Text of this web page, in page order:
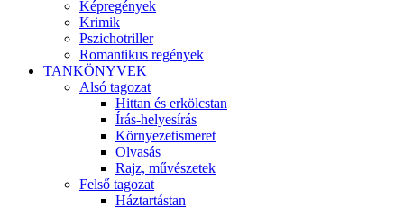
Képregények
Krimik
Pszichotriller
Romantikus regények
TANKÖNYVEK
Alsó tagozat
Hittan és erkölcstan
Írás-helyesírás
Környezetismeret
Olvasás
Rajz, művészetek
Felső tagozat
Háztartástan